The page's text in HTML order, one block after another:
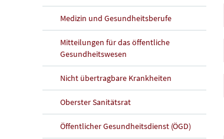
Medizin und Gesundheitsberufe
Mitteilungen für das öffentliche
Gesundheitswesen
Nicht übertragbare Krankheiten
Oberster Sanitätsrat
Öffentlicher Gesundheitsdienst (ÖGD)